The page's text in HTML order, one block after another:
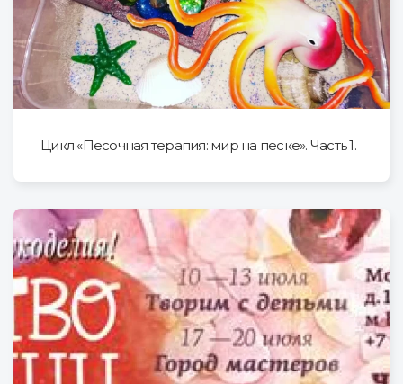
Цикл «Песочная терапия: мир на песке». Часть 1.